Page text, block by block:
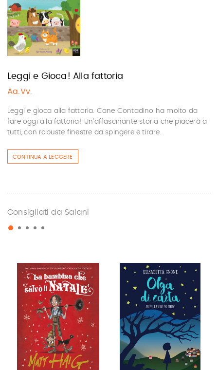
Leggi e Gioca! Alla fattoria
Aa.Vv.
Leggi e gioca alla fattoria. Cane Contadino ha molto da
fare oggi alla fattoria! Un'affascinante storia che piacerà a
tutti, con robuste finestre da spingere e tirare.
CONTINUA A LEGGERE
Consigliati da Salani